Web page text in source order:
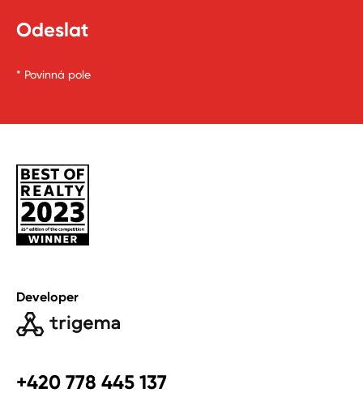
Developer
+420 778 445 137
* Povinná pole